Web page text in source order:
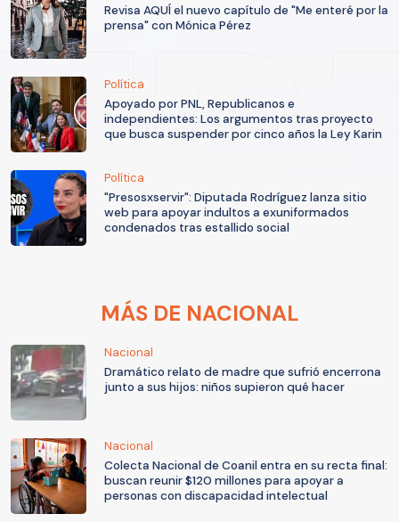
Revisa AQUÍ el nuevo capítulo de "Me enteré por la
prensa" con Mónica Pérez
Política
Apoyado por PNL, Republicanos e
independientes: Los argumentos tras proyecto
que busca suspender por cinco años la Ley Karin
Política
"Presosxservir": Diputada Rodríguez lanza sitio
web para apoyar indultos a exuniformados
condenados tras estallido social
MÁS DE NACIONAL
Nacional
Dramático relato de madre que sufrió encerrona
junto a sus hijos: niños supieron qué hacer
Nacional
Colecta Nacional de Coanil entra en su recta final:
buscan reunir $120 millones para apoyar a
personas con discapacidad intelectual